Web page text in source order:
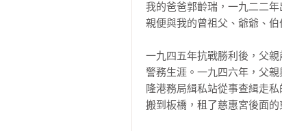
第24則　看懂問題深層內涵
第25則　培養數字觀念，多
第27則　合作無間，才能創
第28則　一定要孝順
第29則　關懷社會，多做義
第30則　不要炒房
我的爸爸郭齡瑞，一九二二
親便與我的曾祖父、爺爺、
一九四五年抗戰勝利後，父
警務生涯。一九四六年，父
隆港務局緝私站從事查緝走
搬到板橋，租了慈惠宮後面